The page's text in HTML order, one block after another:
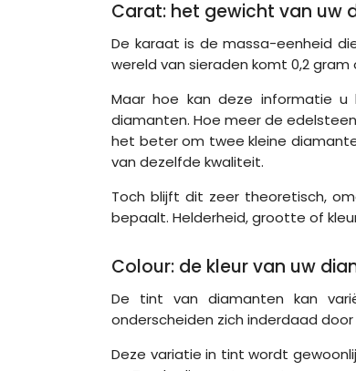
Carat: het gewicht van uw
De karaat is de massa-eenheid
wereld van sieraden komt 0,2 gram
Maar hoe kan deze informatie u
diamanten. Hoe meer de
het beter om twee kleine
van dezelfde kwaliteit.
Toch blijft dit zeer theoretisch,
bepaalt. Helderheid, grootte of
Colour: de kleur van uw
De tint van diamanten kan
onderscheiden zich inderdaad
Deze variatie in tint wordt